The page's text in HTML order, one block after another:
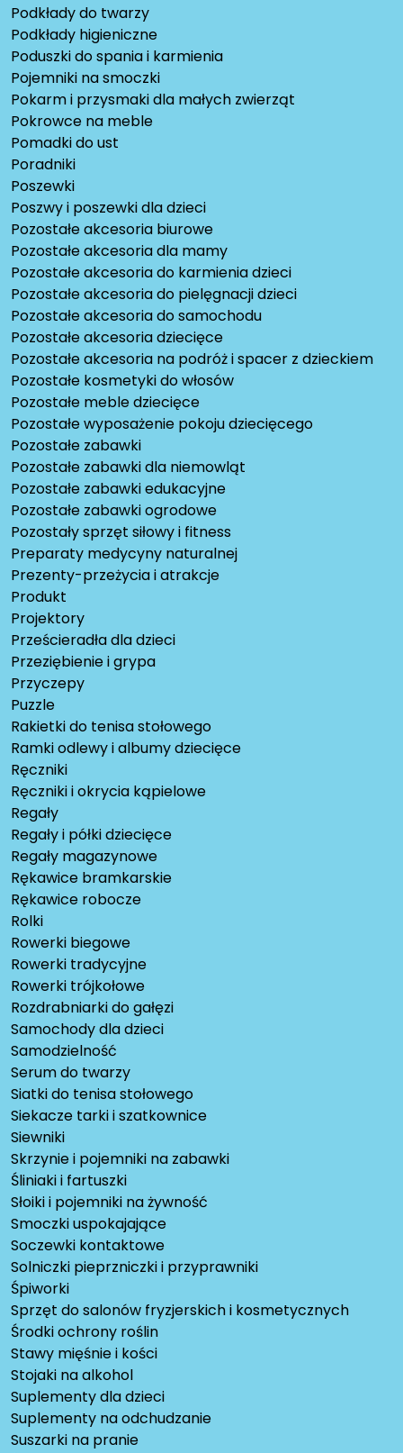
Podkłady do twarzy
Podkłady higieniczne
Poduszki do spania i karmienia
Pojemniki na smoczki
Pokarm i przysmaki dla małych zwierząt
Pokrowce na meble
Pomadki do ust
Poradniki
Poszewki
Poszwy i poszewki dla dzieci
Pozostałe akcesoria biurowe
Pozostałe akcesoria dla mamy
Pozostałe akcesoria do karmienia dzieci
Pozostałe akcesoria do pielęgnacji dzieci
Pozostałe akcesoria do samochodu
Pozostałe akcesoria dziecięce
Pozostałe akcesoria na podróż i spacer z dzieckiem
Pozostałe kosmetyki do włosów
Pozostałe meble dziecięce
Pozostałe wyposażenie pokoju dziecięcego
Pozostałe zabawki
Pozostałe zabawki dla niemowląt
Pozostałe zabawki edukacyjne
Pozostałe zabawki ogrodowe
Pozostały sprzęt siłowy i fitness
Preparaty medycyny naturalnej
Prezenty-przeżycia i atrakcje
Produkt
Projektory
Prześcieradła dla dzieci
Przeziębienie i grypa
Przyczepy
Puzzle
Rakietki do tenisa stołowego
Ramki odlewy i albumy dziecięce
Ręczniki
Ręczniki i okrycia kąpielowe
Regały
Regały i półki dziecięce
Regały magazynowe
Rękawice bramkarskie
Rękawice robocze
Rolki
Rowerki biegowe
Rowerki tradycyjne
Rowerki trójkołowe
Rozdrabniarki do gałęzi
Samochody dla dzieci
Samodzielność
Serum do twarzy
Siatki do tenisa stołowego
Siekacze tarki i szatkownice
Siewniki
Skrzynie i pojemniki na zabawki
Śliniaki i fartuszki
Słoiki i pojemniki na żywność
Smoczki uspokajające
Soczewki kontaktowe
Solniczki pieprzniczki i przyprawniki
Śpiworki
Sprzęt do salonów fryzjerskich i kosmetycznych
Środki ochrony roślin
Stawy mięśnie i kości
Stojaki na alkohol
Suplementy dla dzieci
Suplementy na odchudzanie
Suszarki na pranie